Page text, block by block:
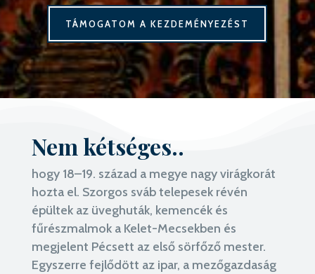
TÁMOGATOM A KEZDEMÉNYEZÉST
Nem kétséges..
hogy 18–19. század a megye nagy virágkorát
hozta el. Szorgos sváb telepesek révén
épültek az üveghuták, kemencék és
fűrészmalmok a Kelet-Mecsekben és
megjelent Pécsett az első sörfőző mester.
Egyszerre fejlődött az ipar, a mezőgazdaság